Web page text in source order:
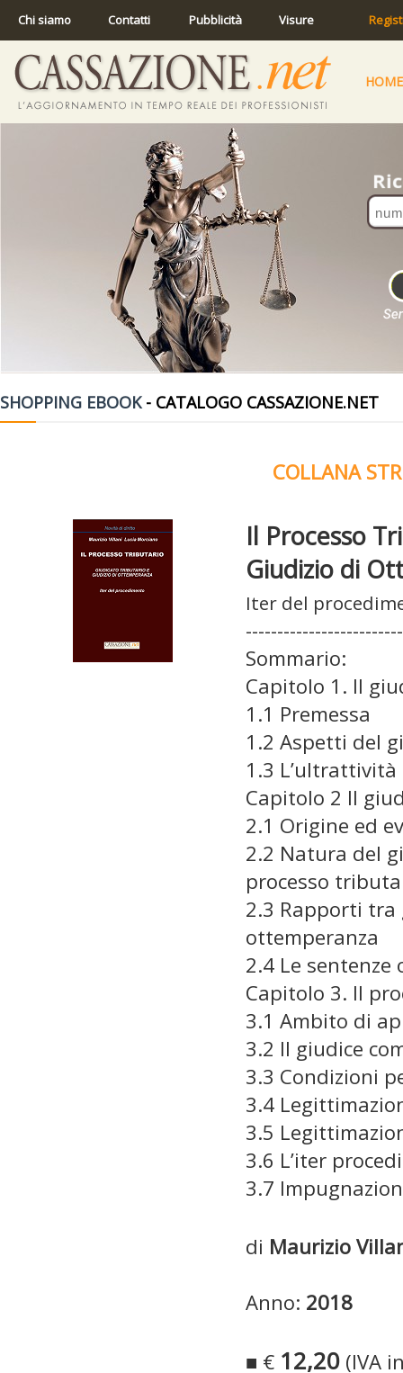
Chi siamo Contatti Pubblicità Visure
HOME
SHOPPING EBOOK- CATALOGO CASSAZIONE.NET
COLLANA
Il Processo
Giudizio di
Iter del
Sommario:
Capitolo 1. Il
1.1 Premessa
1.2 Aspetti del
1.3
Capitolo 2 Il
2.1 Origine ed
2.2 Natura del
processo
2.3 Rapporti tra
ottemperanza
2.4 Le
Capitolo 3. Il
3.1 Ambito di
3.2 Il giudice
3.3 Condizioni
3.4
3.5
3.6 L’iter
3.7
di Maurizio
Anno: 2018
■ € 12,20 (IVA